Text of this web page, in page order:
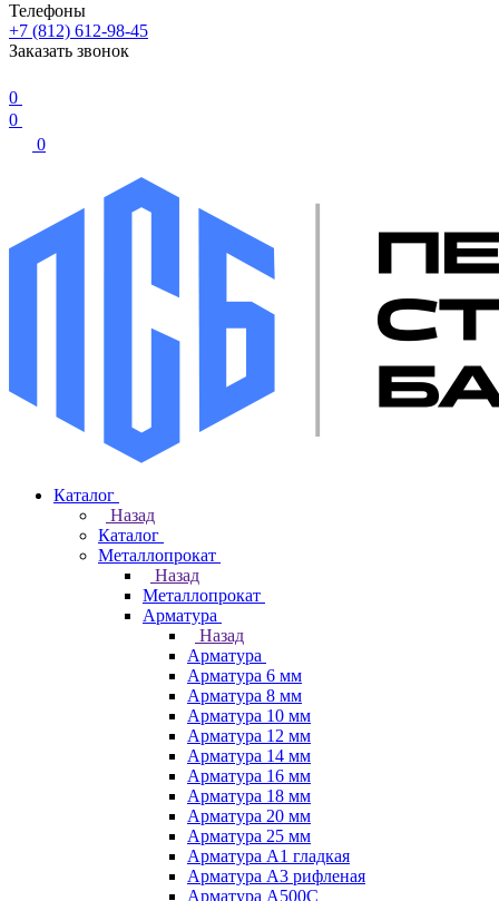
Телефоны
+7 (812) 612-98-45
Заказать звонок
0
0
0
Каталог
Назад
Каталог
Металлопрокат
Назад
Металлопрокат
Арматура
Назад
Арматура
Арматура 6 мм
Арматура 8 мм
Арматура 10 мм
Арматура 12 мм
Арматура 14 мм
Арматура 16 мм
Арматура 18 мм
Арматура 20 мм
Арматура 25 мм
Арматура А1 гладкая
Арматура А3 рифленая
Арматура А500С